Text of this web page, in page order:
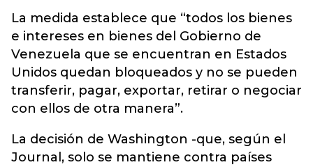
La medida establece que “todos los bienes
e intereses en bienes del Gobierno de
Venezuela que se encuentran en Estados
Unidos quedan bloqueados y no se pueden
transferir, pagar, exportar, retirar o negociar
con ellos de otra manera”.
La decisión de Washington -que, según el
Journal, solo se mantiene contra países